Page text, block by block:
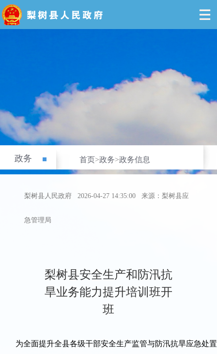
政务 首页>政务>政务信息
梨树县人民政府 2026-04-27 14:35:00 来源：梨树县应
急管理局
梨树县安全生产和防汛抗
旱业务能力提升培训班开
班
为全面提升全县各级干部安全生产监管与防汛抗旱应急处置